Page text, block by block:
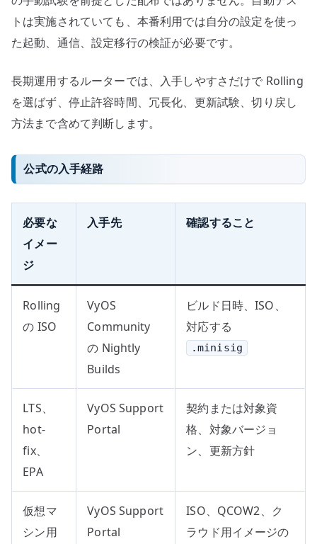
トは実施されていても、本番利用では自分の設定を使っ
た起動、通信、設定移行の検証が必要です。
長期運用するルーターでは、入手しやすさだけで Rolling
を選ばず、停止許容時間、冗長化、更新試験、切り戻し
方法まで含めて判断します。
公式の入手経路
必要な
イメー
ジ
入手先 確認すること
Rolling
の ISO
VyOS
Community
の Nightly
Builds
ビルド日時、ISO、
対応する
.minisig
LTS、
hot-
fix、
EPA
VyOS Support
Portal
契約または対象資
格、対象バージョ
ン、更新方針
仮想マ
シン用
VyOS Support
Portal
ISO、QCOW2、ク
ラウド用イメージの